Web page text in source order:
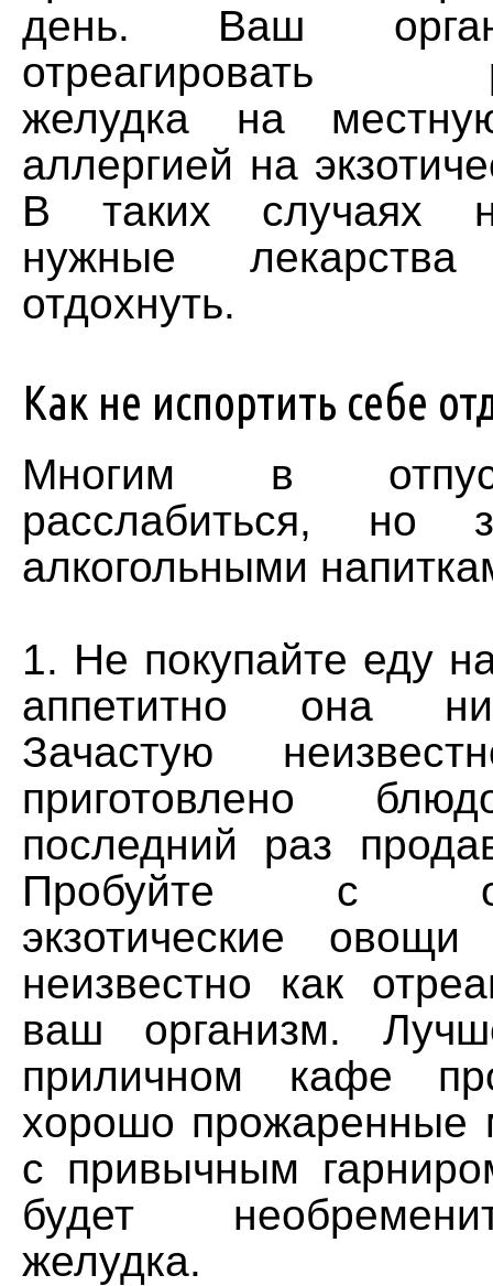
день. Ваш
отреагировать
желудка на
аллергией на
В таких случаях
нужные
отдохнуть.
Как не испортить себе
Многим в
расслабиться, но
алкогольными
1. Не покупайте еду
аппетитно она
Зачастую
приготовлено
последний раз
Пробуйте с
экзотические
неизвестно как
ваш организм.
приличном кафе
хорошо прожаренные
с привычным
будет
желудка.